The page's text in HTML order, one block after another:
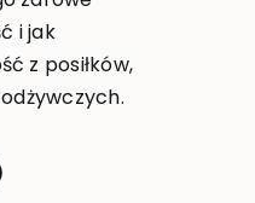
i jak
z posiłków,